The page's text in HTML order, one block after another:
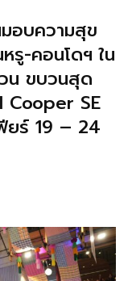
อบความสุข
รู-คอนโดฯ ใน
น ขบวนสุด
Cooper SE
ยร์ 19 – 24